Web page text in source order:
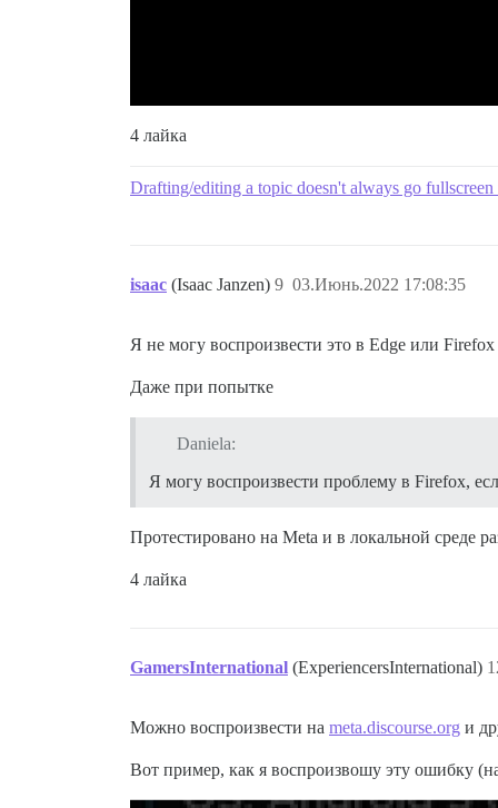
4 лайка
Drafting/editing a topic doesn't always go
isaac (Isaac Janzen) 03.Июнь.2022 17:08:35
9
Я не могу воспроизвести это в Edge или
Даже при попытке
Daniela:
Я могу воспроизвести проблему в Firefox,
Протестировано на Meta и в локальной среде
4 лайка
GamersInternational (ExperiencersInternational)
Можно воспроизвести на meta.discourse.org и
Вот пример, как я воспроизвошу эту ошибку